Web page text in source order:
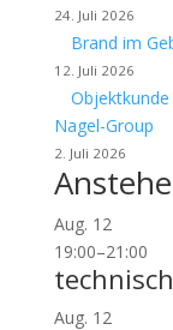
24. Juli 2026
Brand im
12. Juli 2026
Nagel-Group
2. Juli 2026
Aug. 12
19:00–21:00
Aug. 12